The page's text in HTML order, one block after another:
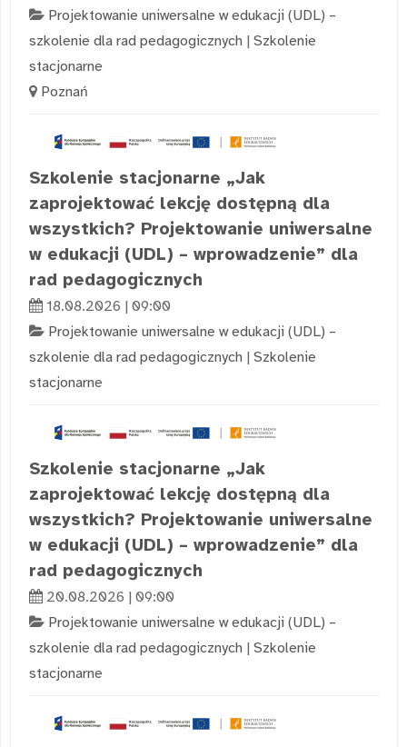
Projektowanie uniwersalne w edukacji (UDL) –
szkolenie dla rad pedagogicznych | Szkolenie
stacjonarne
Poznań
Szkolenie stacjonarne „Jak
zaprojektować lekcję dostępną dla
wszystkich? Projektowanie uniwersalne
w edukacji (UDL) – wprowadzenie” dla
rad pedagogicznych
18.08.2026 | 09:00
Projektowanie uniwersalne w edukacji (UDL) –
szkolenie dla rad pedagogicznych | Szkolenie
stacjonarne
Szkolenie stacjonarne „Jak
zaprojektować lekcję dostępną dla
wszystkich? Projektowanie uniwersalne
w edukacji (UDL) – wprowadzenie” dla
rad pedagogicznych
20.08.2026 | 09:00
Projektowanie uniwersalne w edukacji (UDL) –
szkolenie dla rad pedagogicznych | Szkolenie
stacjonarne